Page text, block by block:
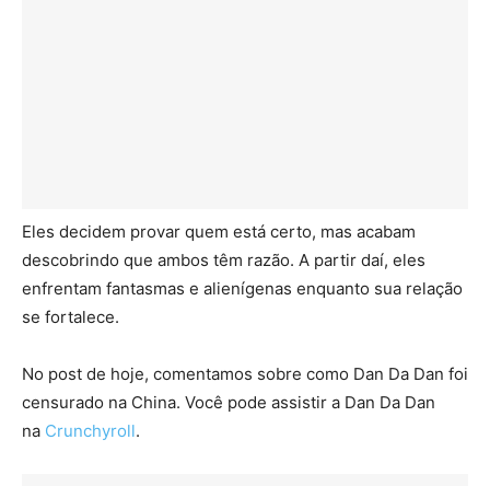
Eles decidem provar quem está certo, mas acabam
descobrindo que ambos têm razão. A partir daí, eles
enfrentam fantasmas e alienígenas enquanto sua relação
se fortalece.
No post de hoje, comentamos sobre como Dan Da Dan foi
censurado na China. Você pode assistir a Dan Da Dan
na Crunchyroll.